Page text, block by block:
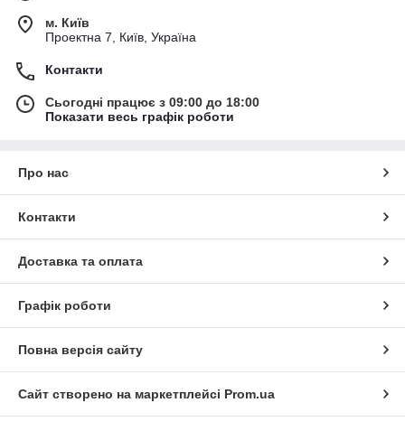
м. Київ
Проектна 7, Київ, Україна
Контакти
Сьогодні працює з 09:00 до 18:00
Показати весь графік роботи
Про нас
Контакти
Доставка та оплата
Графік роботи
Повна версія сайту
Сайт створено на маркетплейсі Prom.ua